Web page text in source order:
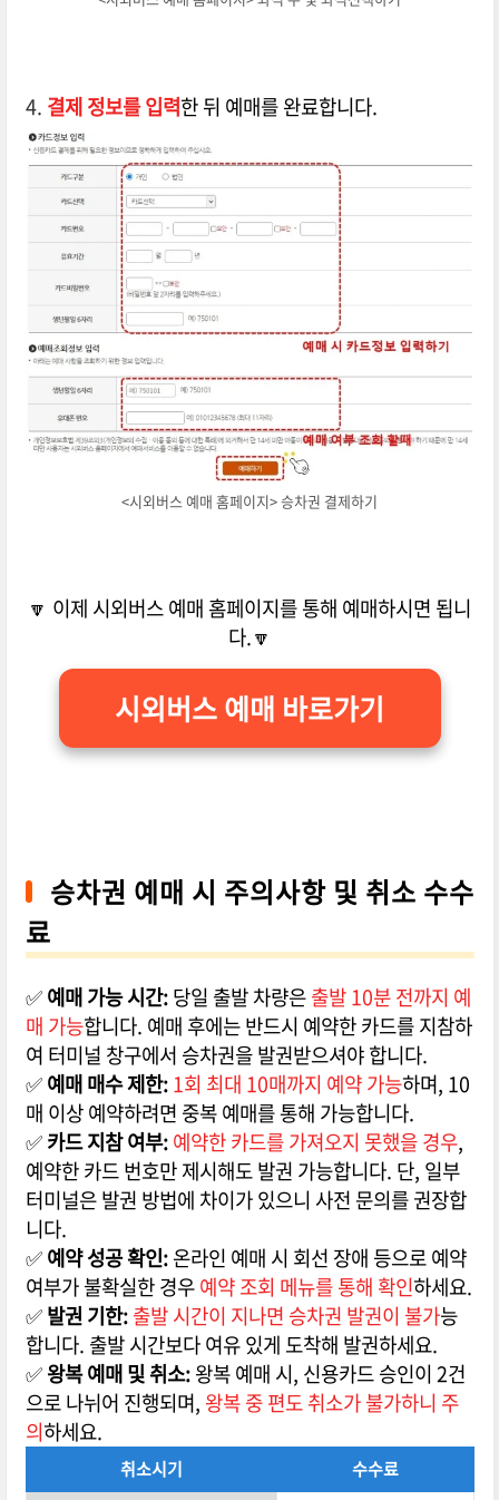
4. 결제 정보를 입력한 뒤 예매를 완료합니다.
<시외버스 예매 홈페이지> 승차권 결제하기
🔽 이제 시외버스 예매 홈페이지를 통해 예매하시면 됩니
다.🔽
시외버스 예매 바로가기
승차권 예매 시 주의사항 및 취소 수수
료
✅예매 가능 시간:당일 출발 차량은출발 10분 전까지 예
매 가능합니다. 예매 후에는 반드시 예약한 카드를 지참하
여 터미널 창구에서 승차권을 발권받으셔야 합니다.
✅예매 매수 제한:1회 최대 10매까지 예약 가능하며, 10
매 이상 예약하려면 중복 예매를 통해 가능합니다.
✅카드 지참 여부:예약한 카드를 가져오지 못했을 경우,
예약한 카드 번호만 제시해도 발권 가능합니다. 단, 일부
터미널은 발권 방법에 차이가 있으니 사전 문의를 권장합
니다.
✅예약 성공 확인:온라인 예매 시 회선 장애 등으로 예약
여부가 불확실한 경우예약 조회 메뉴를 통해 확인하세요.
✅발권 기한:출발 시간이 지나면 승차권 발권이 불가능
합니다. 출발 시간보다 여유 있게 도착해 발권하세요.
✅왕복 예매 및 취소:왕복 예매 시, 신용카드 승인이 2건
으로 나뉘어 진행되며, 왕복 중 편도 취소가 불가하니 주
의하세요.
취소시기
수수료